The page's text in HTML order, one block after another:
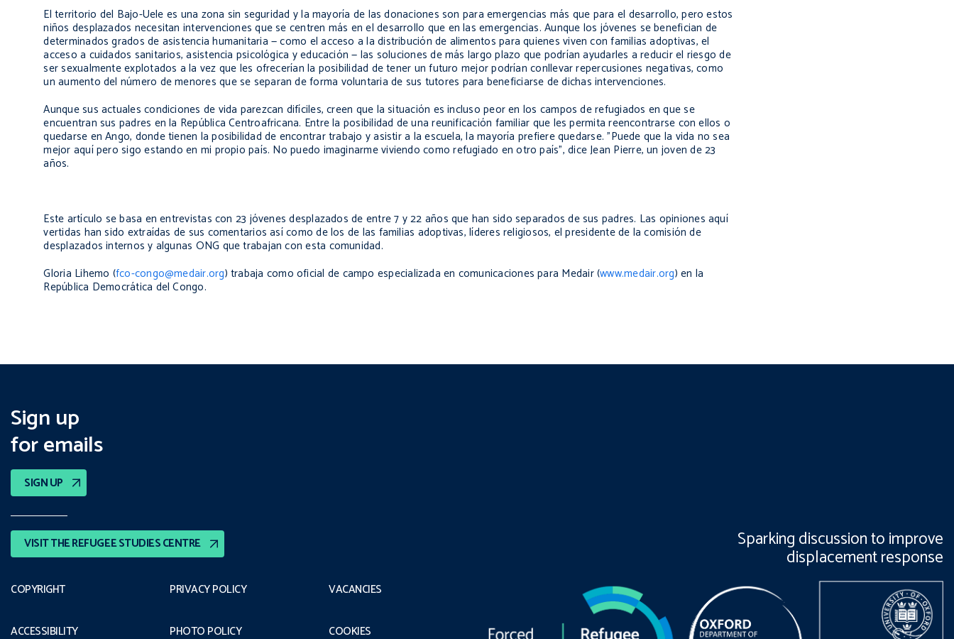
El territorio del Bajo-Uele es una zona sin seguridad y la mayoría de las donaciones son para emergencias más que para el desarrollo, pero estos
niños desplazados necesitan intervenciones que se centren más en el desarrollo que en las emergencias. Aunque los jóvenes se benefician de
determinados grados de asistencia humanitaria — como el acceso a la distribución de alimentos para quienes viven con familias adoptivas, el
acceso a cuidados sanitarios, asistencia psicológica y educación — las soluciones de más largo plazo que podrían ayudarles a reducir el riesgo de
ser sexualmente explotados a la vez que les ofrecerían la posibilidad de tener un futuro mejor podrían conllevar repercusiones negativas, como
un aumento del número de menores que se separan de forma voluntaria de sus tutores para beneficiarse de dichas intervenciones.
Aunque sus actuales condiciones de vida parezcan difíciles, creen que la situación es incluso peor en los campos de refugiados en que se
encuentran sus padres en la República Centroafricana. Entre la posibilidad de una reunificación familiar que les permita reencontrarse con ellos o
quedarse en Ango, donde tienen la posibilidad de encontrar trabajo y asistir a la escuela, la mayoría prefiere quedarse. "Puede que la vida no sea
mejor aquí pero sigo estando en mi propio país. No puedo imaginarme viviendo como refugiado en otro país", dice Jean Pierre, un joven de 23
años.
Este artículo se basa en entrevistas con 23 jóvenes desplazados de entre 7 y 22 años que han sido separados de sus padres. Las opiniones aquí
vertidas han sido extraídas de sus comentarios así como de los de las familias adoptivas, líderes religiosos, el presidente de la comisión de
desplazados internos y algunas ONG que trabajan con esta comunidad.
Gloria Lihemo (fco-congo@medair.org) trabaja como oficial de campo especializada en comunicaciones para Medair (www.medair.org) en la
República Democrática del Congo.
Sign up
for emails
SIGN UP
VISIT THE REFUGEE STUDIES CENTRE Sparking discussion to improve
displacement response
COPYRIGHT
ACCESSIBILITY
PRIVACY POLICY
PHOTO POLICY
VACANCIES
COOKIES